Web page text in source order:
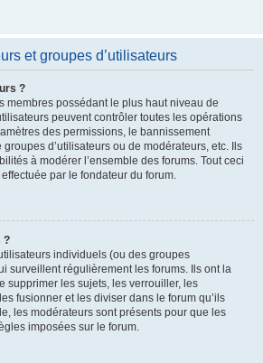
et groupes d’utilisateurs
?
membres possédant le plus haut niveau de
peuvent contrôler toutes les opérations
des permissions, le bannissement
d’utilisateurs ou de modérateurs, etc. Ils
à modérer l’ensemble des forums. Tout ceci
par le fondateur du forum.
?
individuels (ou des groupes
surveillent régulièrement les forums. Ils ont la
supprimer les sujets, les verrouiller, les
fusionner et les diviser dans le forum qu’ils
les modérateurs sont présents pour que les
imposées sur le forum.